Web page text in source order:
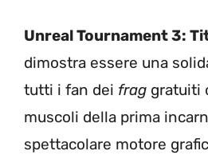
Unreal Tournament 3:
dimostra essere una
tutti i fan dei frag gratuiti
muscoli della prima
spettacolare motore